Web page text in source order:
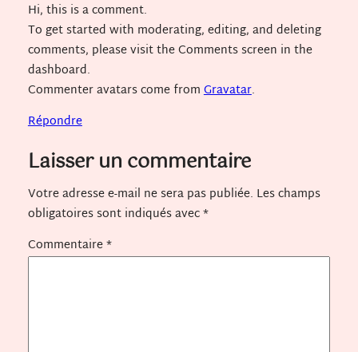
Hi, this is a comment.
To get started with moderating, editing, and deleting
comments, please visit the Comments screen in the
dashboard.
Commenter avatars come fromGravatar.
Répondre
Laisser un commentaire
Votre adresse e-mail ne sera pas publiée. Les champs
obligatoires sont indiqués avec*
Commentaire*